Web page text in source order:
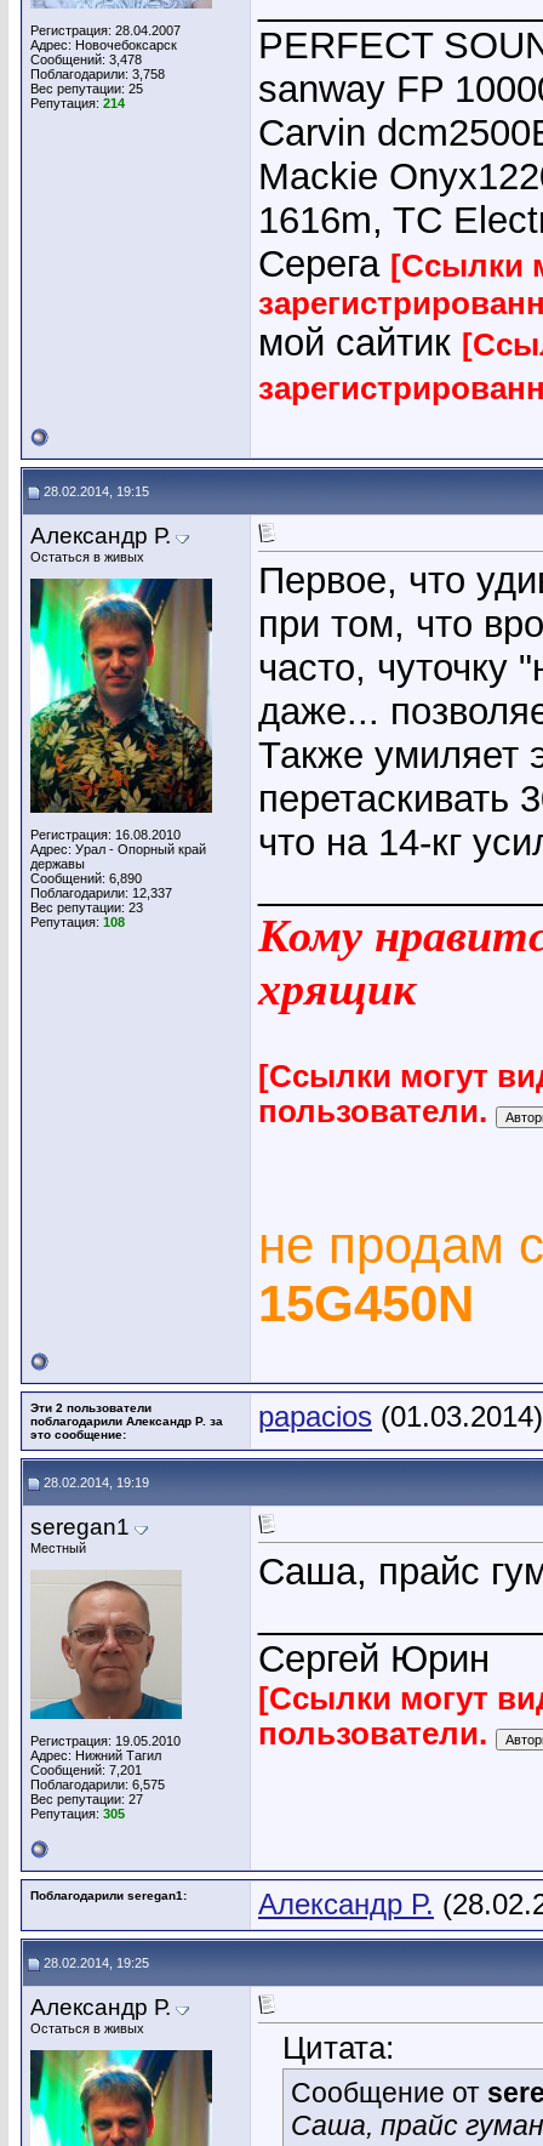
Регистрация: 28.04.2007
Адрес: Новочебоксарск
Сообщений: 3,478
Поблагодарили: 3,758
Вес репутации: 25
Репутация: 214
PERFECT
sanway FP
Carvin
Mackie
1616m, TC
Серега [Ссылки
мой сайтик
28.02.2014, 19:15
Александр Р.
Остаться в живых
Регистрация: 16.08.2010
Адрес: Урал - Опорный край
державы
Сообщений: 6,890
Поблагодарили: 12,337
Вес репутации: 23
Репутация: 108
Первое, что
при том, что
часто, чуточку
даже...
Также умиляет
перетаскивать
что на 14-кг
Кому
хрящик
[Ссылки могут
пользователи.
не продам
15G450N
Эти 2 пользователи
поблагодарили Александр Р. за
это сообщение:
papacios
28.02.2014, 19:19
seregan1
Местный
Регистрация: 19.05.2010
Адрес: Нижний Тагил
Сообщений: 7,201
Поблагодарили: 6,575
Вес репутации: 27
Репутация: 305
Саша, прайс
Сергей Юрин
[Ссылки могут
пользователи.
Поблагодарили seregan1: Александр Р.
28.02.2014, 19:25
Александр Р.
Остаться в живых
Цитата:
Сообщение от
Саша, прайс